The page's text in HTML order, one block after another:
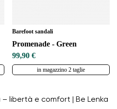
Barefoot sandali
Promenade - Green
99,90 €
in magazzino 2 taglie